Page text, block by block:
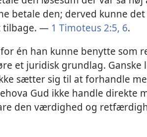
betale den; derved kunne
tilbage. — 1 Timoteus 2:5, 6.
én han kunne benytte som
et juridisk grundlag. Ganske
sætter sig til at forhandle
Gud ikke handle direkte
den værdighed og